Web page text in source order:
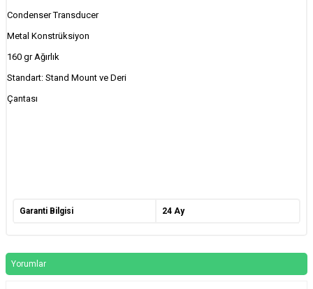
Condenser Transducer
Metal Konstrüksiyon
160 gr Ağırlık
Standart: Stand Mount ve Deri
Çantası
Garanti Bilgisi 24 Ay
Yorumlar